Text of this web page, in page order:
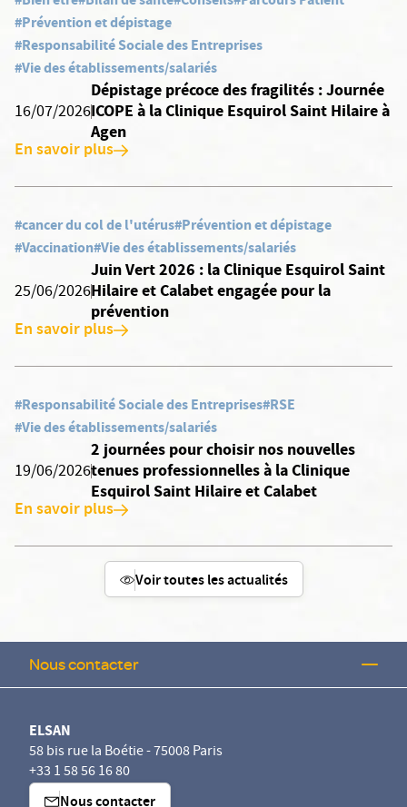
#Prévention et dépistage
#Responsabilité Sociale des Entreprises
#Vie des établissements/salariés
16/07/2026
Dépistage précoce des fragilités : Journée
ICOPE à la Clinique Esquirol Saint Hilaire à
Agen
En savoir plus
#cancer du col de l'utérus#Prévention et dépistage
#Vaccination#Vie des établissements/salariés
25/06/2026
Juin Vert 2026 : la Clinique Esquirol Saint
Hilaire et Calabet engagée pour la
prévention
En savoir plus
#Responsabilité Sociale des Entreprises#RSE
#Vie des établissements/salariés
19/06/2026
2 journées pour choisir nos nouvelles
tenues professionnelles à la Clinique
Esquirol Saint Hilaire et Calabet
En savoir plus
Voir toutes les actualités
Nous contacter
ELSAN
58 bis rue la Boétie - 75008 Paris
+33 1 58 56 16 80